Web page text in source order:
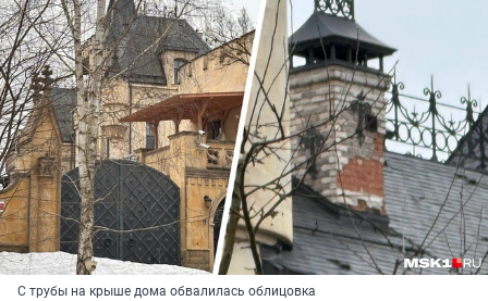
С трубы на крыше дома обвалилась облицовка